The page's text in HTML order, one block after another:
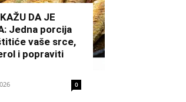
DA JE
Jedna porcija
vaše srce,
i popraviti
0